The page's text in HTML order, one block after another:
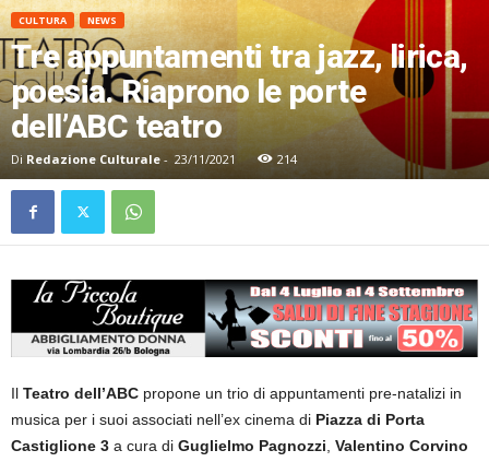
CULTURA NEWS
Tre appuntamenti tra jazz, lirica,
poesia. Riaprono le porte
dell’ABC teatro
Di Redazione Culturale - 23/11/2021 214
Il Teatro dell’ABC propone un trio di appuntamenti pre-natalizi in
musica per i suoi associati nell’ex cinema di Piazza di Porta
Castiglione 3 a cura di Guglielmo Pagnozzi Valentino Corvino